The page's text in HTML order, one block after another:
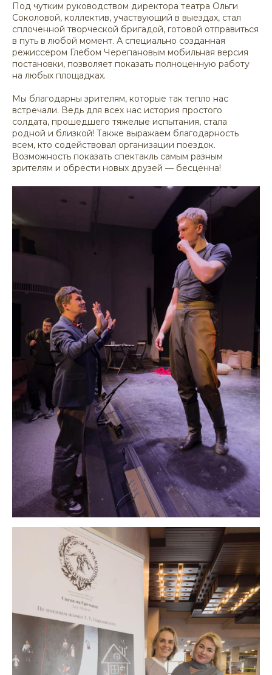
Под чутким руководством директора театра Ольги
Соколовой, коллектив, участвующий в выездах, стал
сплоченной творческой бригадой, готовой отправиться
в путь в любой момент. А специально созданная
режиссером Глебом Черепановым мобильная версия
постановки, позволяет показать полноценную работу
на любых площадках.
Мы благодарны зрителям, которые так тепло нас
встречали. Ведь для всех нас история простого
солдата, прошедшего тяжелые испытания, стала
родной и близкой! Также выражаем благодарность
всем, кто содействовал организации поездок.
Возможность показать спектакль самым разным
зрителям и обрести новых друзей — бесценна!